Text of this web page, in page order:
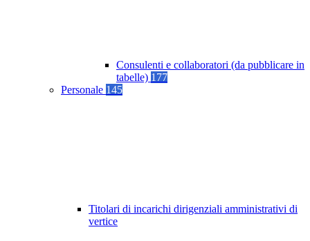
Consulenti e collaboratori (da pubblicare in
tabelle) 177
Personale 145
Titolari di incarichi dirigenziali amministrativi di
vertice